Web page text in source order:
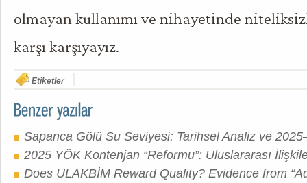
olmayan kullanımı ve nihayetinde
karşı karşıyayız.
Etiketler
Sapanca Gölü Su Seviyesi: Tarihsel Analiz ve
2025 YÖK Kontenjan “Reformu”: Uluslararası
Does ULAKBİM Reward Quality? Evidence from